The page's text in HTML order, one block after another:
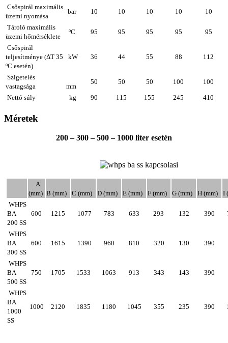
Csőspirál maximális
üzemi nyomása
bar 10 10 10 10 10
Tároló maximális
üzemi hőmérséklete
ºC 95 95 95 95 95
Csőspirál
teljesítménye (ΔT 35
ºC esetén)
kW 36 44 55 88 112
Szigetelés
vastagsága
mm
50 50 50 100 100
Nettó súly kg 90 115 155 245 410
Méretek
200– 300– 500– 1000 liter esetén
A
(mm) B (mm) C (mm) D (mm) E (mm) F (mm) G (mm) H (mm) I
WHPS
BA
200 SS
600 1215 1077 783 633 293 132 390
WHPS
BA
300 SS
600 1615 1390 960 810 320 130 390
WHPS
BA
500 SS
750 1705 1533 1063 913 343 143 390
WHPS
BA
1000
SS
1000 2120 1835 1180 1045 355 235 390